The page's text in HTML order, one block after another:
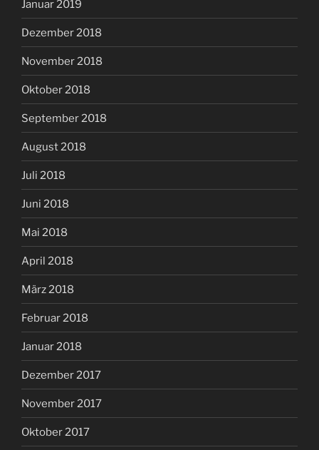
Januar 2019
Dezember 2018
November 2018
Oktober 2018
September 2018
August 2018
Juli 2018
Juni 2018
Mai 2018
April 2018
März 2018
Februar 2018
Januar 2018
Dezember 2017
November 2017
Oktober 2017